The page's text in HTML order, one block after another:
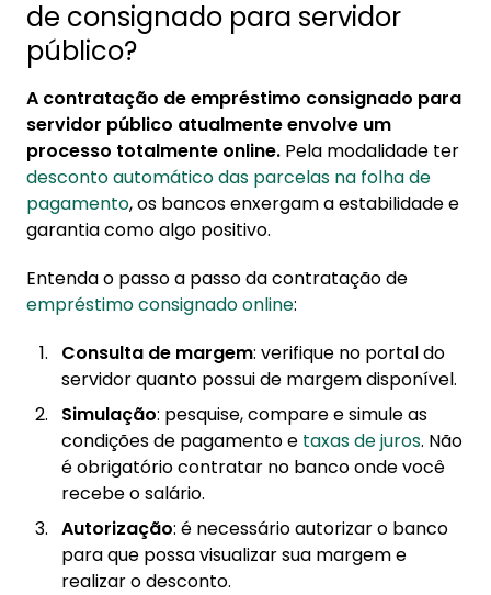
de consignado para servidor
público?
A contratação de empréstimo consignado para
servidor público atualmente envolve um
processo totalmente online. Pela modalidade ter
desconto automático das parcelas na folha de
pagamento, os bancos enxergam a estabilidade e
garantia como algo positivo.
Entenda o passo a passo da contratação de
empréstimo consignado online:
Consulta de margem: verifique no portal do
servidor quanto possui de margem disponível.
Simulação: pesquise, compare e simule as
condições de pagamento e taxas de juros. Não
é obrigatório contratar no banco onde você
recebe o salário.
Autorização: é necessário autorizar o banco
para que possa visualizar sua margem e
realizar o desconto.